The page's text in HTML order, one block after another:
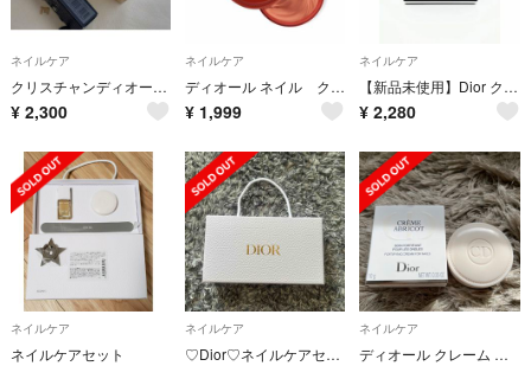
ネイルケア
クリスチャンディオール セラム ネイル オイル アブリコ 7.5ml
¥ 2,300
ネイルケア
ディオール ネイル クリーム アブリコ
¥ 1,999
ネイルケア
【新品未使用】Dior クレーム アブリコ ネイルクリーム 8g
¥ 2,280
ネイルケア
ネイルケアセット
ネイルケア
♡Dior♡ネイルケアセット♡プラチナ会員限定ギフト♡
ネイルケア
ディオール クレーム アブリコ